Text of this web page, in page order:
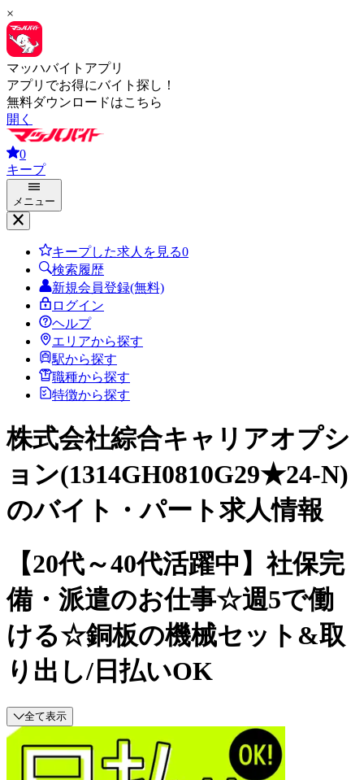
×
マッハバイトアプリ
アプリでお得にバイト探し！
無料ダウンロードはこちら
開く
0
キープ
メニュー
キープした求人を見る0
検索履歴
新規会員登録(無料)
ログイン
ヘルプ
エリアから探す
駅から探す
職種から探す
特徴から探す
株式会社綜合キャリアオプシ
ョン(1314GH0810G29★24-N)
のバイト・パート求人情報
【20代～40代活躍中】社保完
備・派遣のお仕事☆週5で働
ける☆銅板の機械セット&取
り出し/日払いOK
全て表示